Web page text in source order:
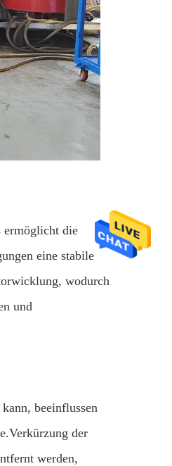
ermöglicht die
eine stabile
wodurch
und
beeinflussen
der
werden,